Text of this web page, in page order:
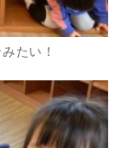
たい！